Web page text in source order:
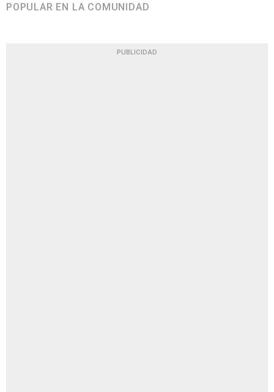
POPULAR EN LA COMUNIDAD
PUBLICIDAD